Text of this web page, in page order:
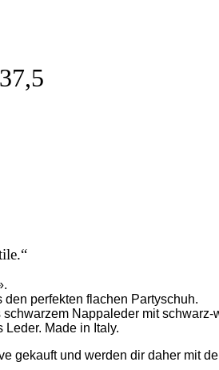
perfekten flachen Partyschuh.
Nappaleder mit schwarz-
Made in Italy.
gekauft und werden dir daher mit